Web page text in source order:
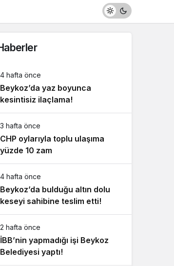
4 hafta önce
Beykoz’da yaz boyunca
kesintisiz ilaçlama!
3 hafta önce
CHP oylarıyla toplu ulaşıma
yüzde 10 zam
4 hafta önce
Beykoz’da bulduğu altın dolu
keseyi sahibine teslim etti!
2 hafta önce
İBB’nin yapmadığı işi Beykoz
Belediyesi yaptı!